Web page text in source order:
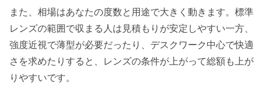
また、相場はあなたの度数と用途で大きく動きます。標準
レンズの範囲で収まる人は見積もりが安定しやすい一方、
強度近視で薄型が必要だったり、デスクワーク中心で快適
さを求めたりすると、レンズの条件が上がって総額も上が
りやすいです。